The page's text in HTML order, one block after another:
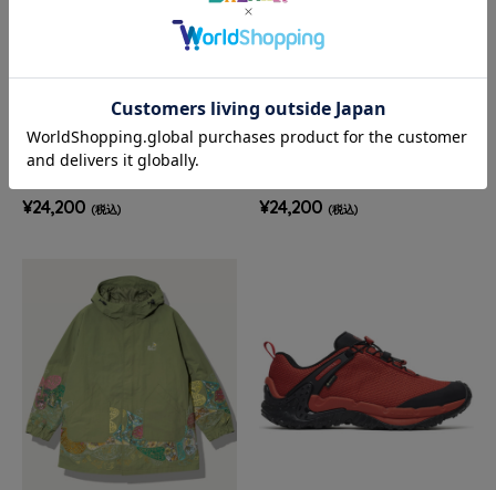
JACKROSE
POLeR/ポーラー 60/40 WIDE VA
¥24,200 (税込)
go slow caravan
25 (MENS)
¥24,200 (税込)